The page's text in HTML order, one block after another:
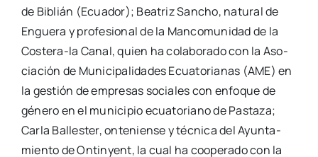
de Biblián (Ecua­dor); Bea­triz San­cho, natu­ral de
Engue­ra y pro­fe­sio­nal de la Man­co­mu­ni­dad de la
Cos­­te­­ra-la Canal, quien ha cola­bo­ra­do con la Aso­
cia­ción de Muni­ci­pa­li­da­des Ecua­to­ria­nas (AME) en
la ges­tión de empre­sas socia­les con enfo­que de
géne­ro en el muni­ci­pio ecua­to­riano de Pas­ta­za;
Car­la Balles­ter, onte­nien­se y téc­ni­ca del Ayun­ta­
mien­to de Ontin­yent, la cual ha coope­ra­do con la